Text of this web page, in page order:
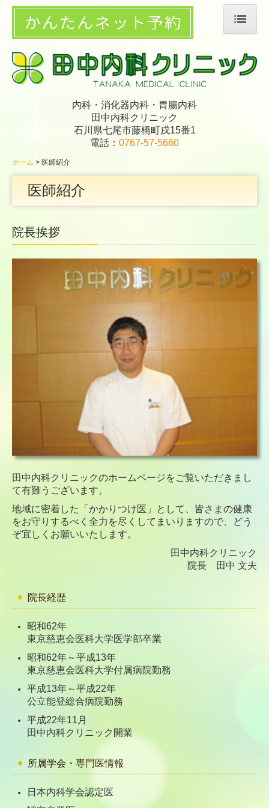
診療案内
医師紹介
施設・設備紹介
地図・交通案内
内科・消化器内科・胃腸内科
田中内科クリニック
石川県七尾市藤橋町戌15番1
電話： 0767-57-5660
ホーム 医師紹介
医師紹介
院長挨拶
田中内科クリニックのホームページをご覧いただきまし
て有難うございます。
地域に密着した「かかりつけ医」として、皆さまの健康
をお守りするべく全力を尽くしてまいりますので、どう
ぞ宜しくお願いいたします。
田中内科クリニック
院長 田中 文夫
院長経歴
昭和62年
東京慈恵会医科大学医学部卒業
昭和62年～平成13年
東京慈恵会医科大学付属病院勤務
平成13年～平成22年
公立能登総合病院勤務
平成22年11月
田中内科クリニック開業
所属学会・専門医情報
日本内科学会認定医